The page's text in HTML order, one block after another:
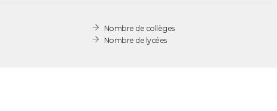
Nombre de collèges
Nombre de lycées